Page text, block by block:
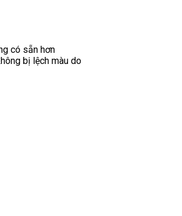
có sẵn hơn
bị lệch màu do